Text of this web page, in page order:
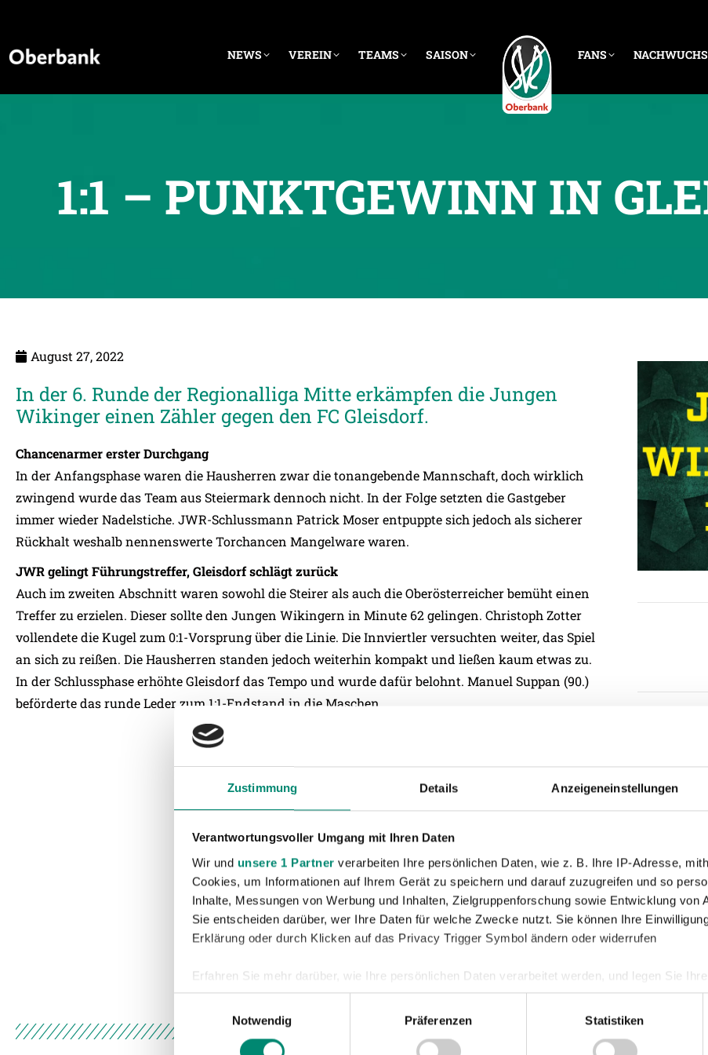
Zustimmung Details Anzeigeneinstellungen
Verantwortungsvoller Umgang mit Ihren Daten
Wir und unsere 1 Partner verarbeiten Ihre persönlichen Daten, wie z. B. Ihre IP-Adresse,
Cookies, um Informationen auf Ihrem Gerät zu speichern und darauf zuzugreifen und so
Inhalte, Messungen von Werbung und Inhalten, Zielgruppenforschung sowie Entwicklung von
Sie entscheiden darüber, wer Ihre Daten für welche Zwecke nutzt. Sie können Ihre
Erklärung oder durch Klicken auf das Privacy Trigger Symbol ändern oder widerrufen
Erfahren Sie mehr darüber, wie Ihre persönlichen Daten verarbeitet werden, und legen Sie
Einzelheitenfest.
Wir verwenden Cookies, um Inhalte und Anzeigen zu personalisieren, Funktionen für soziale
und die Zugriffe auf unsere Website zu analysieren. Außerdem geben wir Informationen zu
Notwendig
Präferenzen Statistiken
NEWS VEREIN TEAMS SAISON FANS NACHWUCHS
1:1 – PUNKTGEWINN IN
August 27, 2022
In der 6. Runde der Regionalliga Mitte erkämpfen die Jungen
Wikinger einen Zähler gegen den FC Gleisdorf.
Chancenarmer erster Durchgang
In der Anfangsphase waren die Hausherren zwar die tonangebende Mannschaft, doch wirklich
zwingend wurde das Team aus Steiermark dennoch nicht. In der Folge setzten die Gastgeber
immer wieder Nadelstiche. JWR-Schlussmann Patrick Moser entpuppte sich jedoch als sicherer
Rückhalt weshalb nennenswerte Torchancen Mangelware waren.
JWR gelingt Führungstreffer, Gleisdorf schlägt zurück
Auch im zweiten Abschnitt waren sowohl die Steirer als auch die Oberösterreicher bemüht einen
Treffer zu erzielen. Dieser sollte den Jungen Wikingern in Minute 62 gelingen. Christoph Zotter
vollendete die Kugel zum 0:1-Vorsprung über die Linie. Die Innviertler versuchten weiter, das Spiel
an sich zu reißen. Die Hausherren standen jedoch weiterhin kompakt und ließen kaum etwas zu.
In der Schlussphase erhöhte Gleisdorf das Tempo und wurde dafür belohnt. Manuel Suppan (90.)
beförderte das runde Leder zum 1:1-Endstand in die Maschen.
Akademie
Allgemeine
Damen
Nachwuchs
Profis
Ticketing